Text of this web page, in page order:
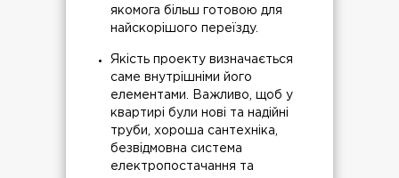
якомога більш готовою для
найскорішого переїзду.
Якість проекту визначається
саме внутрішніми його
елементами. Важливо, щоб у
квартирі були нові та надійні
труби, хороша сантехніка,
безвідмовна система
електропостачання та